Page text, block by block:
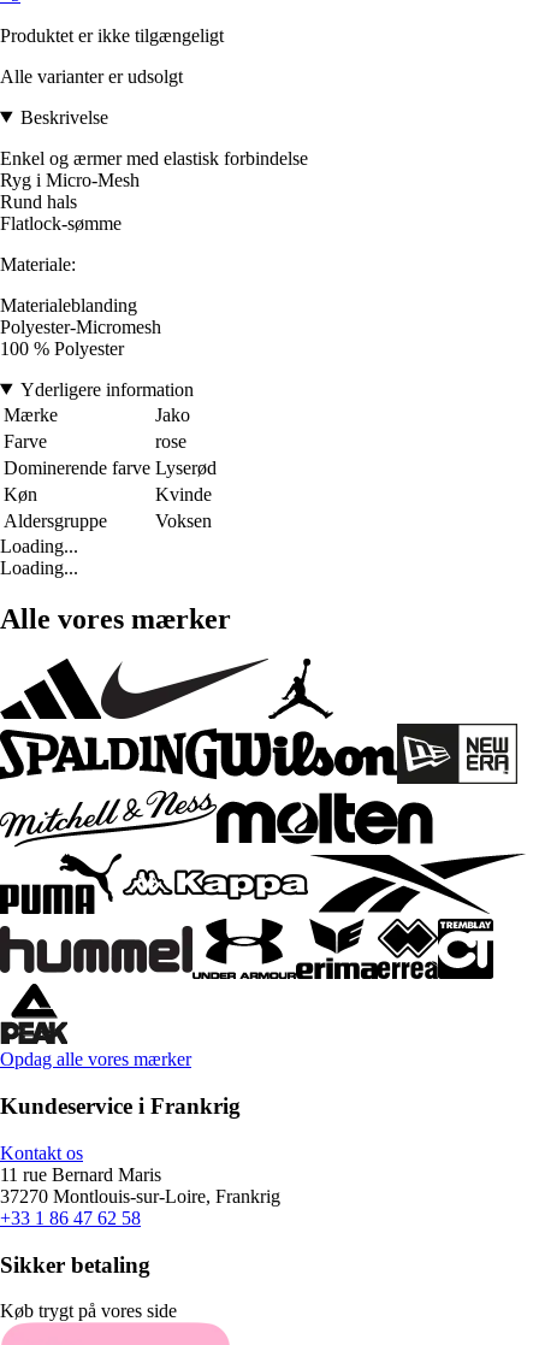
Produktet er ikke tilgængeligt
Alle varianter er udsolgt
Beskrivelse
Enkel og ærmer med elastisk forbindelse
Ryg i Micro-Mesh
Rund hals
Flatlock-sømme
Materiale:
Materialeblanding
Polyester-Micromesh
100 % Polyester
Yderligere information
Mærke
Jako
Farve
rose
Dominerende farve Lyserød
Køn
Kvinde
Aldersgruppe
Voksen
Loading...
Loading...
Alle vores mærker
Opdag alle vores mærker
Kundeservice i Frankrig
Kontakt os
11 rue Bernard Maris
37270 Montlouis-sur-Loire, Frankrig
+33 1 86 47 62 58
Sikker betaling
Køb trygt på vores side